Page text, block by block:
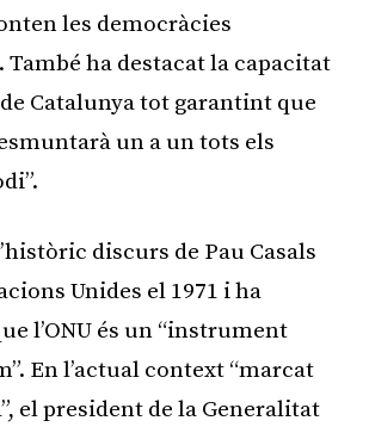
les democràcies
També ha destacat la capacitat
Catalunya tot garantint que
un a un tots els
discurs de Pau Casals
Unides el 1971 i ha
l’ONU és un “instrument
En l’actual context “marcat
el president de la Generalitat